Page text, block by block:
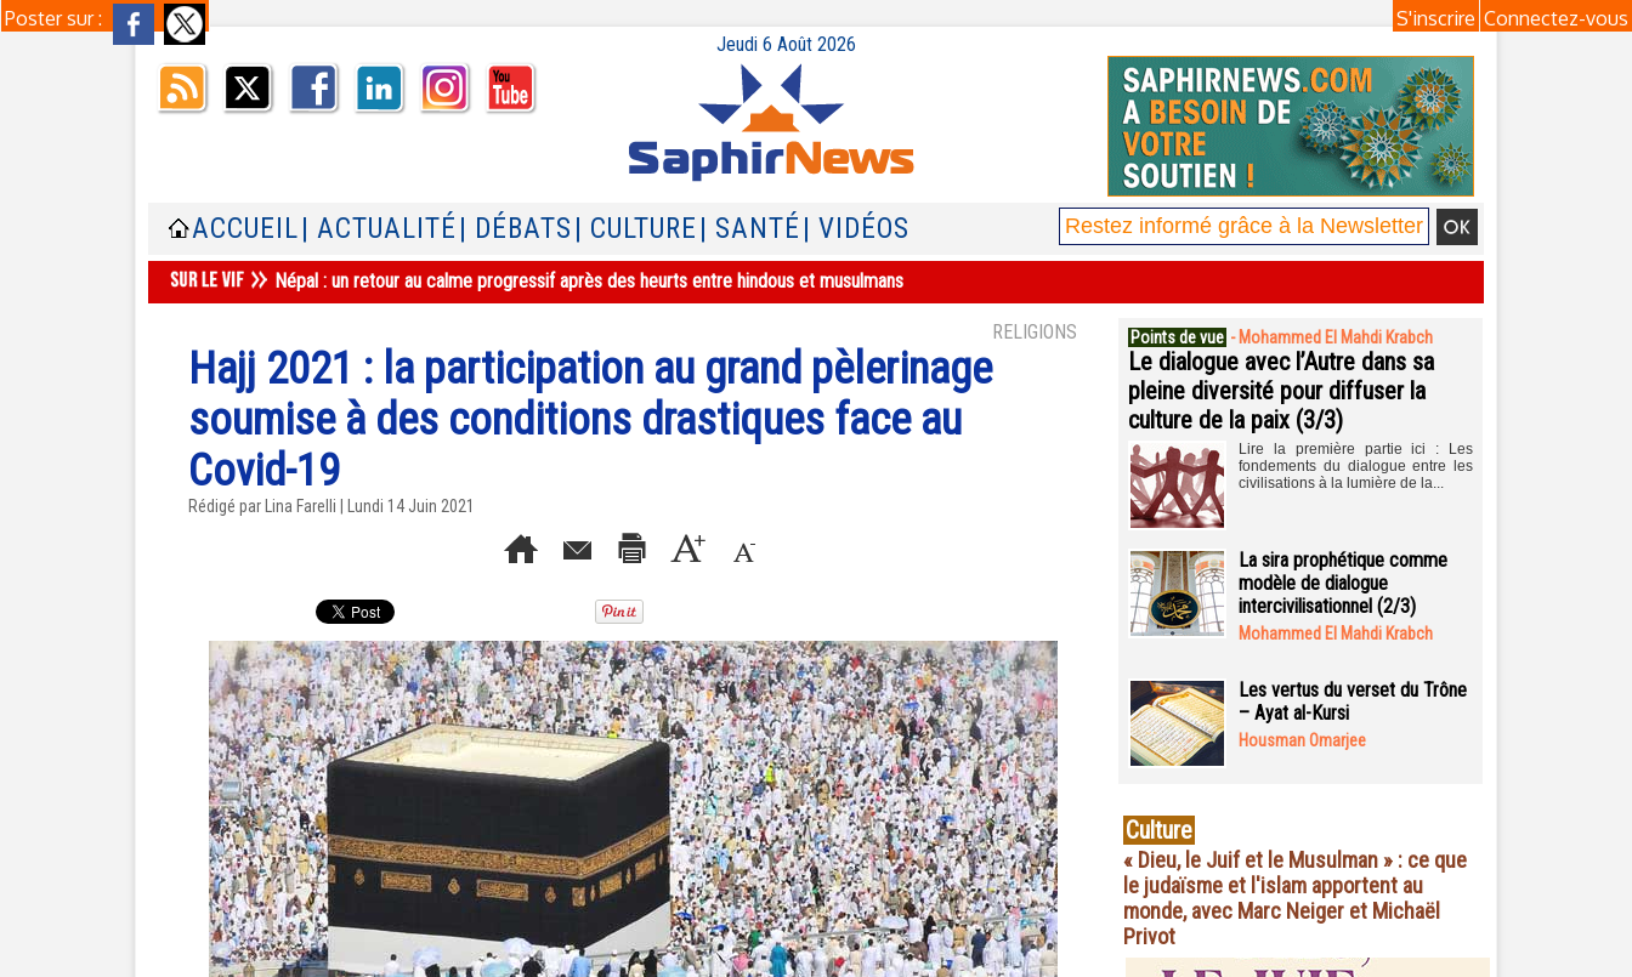
Poster sur : Connectez-vous
S'inscrire
Jeudi 6 Août 2026
ACCUEIL | ACTUALITÉ | DÉBATS | CULTURE | SANTÉ | VIDÉOS
Népal : un retour au calme progressif après des heurts entre hindous et musulmans
RELIGIONS
Hajj 2021 : la participation au grand pèlerinage
soumise à des conditions drastiques face au
Covid-19
Rédigé par Lina Farelli | Lundi 14 Juin 2021
Points de vue - Mohammed El Mahdi Krabch
Le dialogue avec l’Autre dans sa
pleine diversité pour diffuser la
culture de la paix (3/3)
Lire la première partie ici : Les
fondements du dialogue entre les
civilisations à la lumière de la...
La sira prophétique comme
modèle de dialogue
intercivilisationnel (2/3)
Mohammed El Mahdi Krabch
Les vertus du verset du Trône
– Ayat al-Kursi
Housman Omarjee
Culture
« Dieu, le Juif et le Musulman » : ce que
le judaïsme et l'islam apportent au
monde, avec Marc Neiger et Michaël
Privot